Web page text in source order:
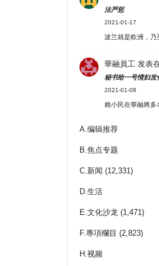
法严惩
2021-01-17
波兰就是欧洲，乃
華融員工 发表
秘书给一号情妇发
2021-01-08
賴小民在華融將多
A.编辑推荐
B.焦点专题
C.新闻 (12,331)
D.生活
E.文化沙龙 (1,471)
F.專項欄目 (2,823)
H.视频